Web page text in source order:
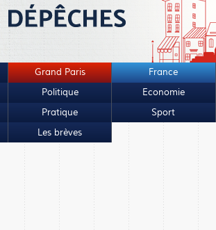
Grand Paris
France
Politique
Economie
Pratique
Sport
Les brèves